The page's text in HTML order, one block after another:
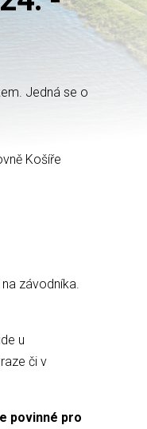
Jedná se o
Košíře
závodníka.
u
či v
povinné pro